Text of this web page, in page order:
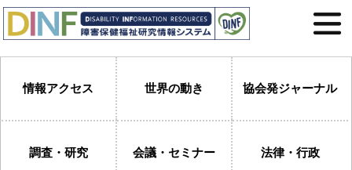
情報アクセス 世界の動き 協会発ジャーナル
調査・研究 会議・セミナー 法律・行政